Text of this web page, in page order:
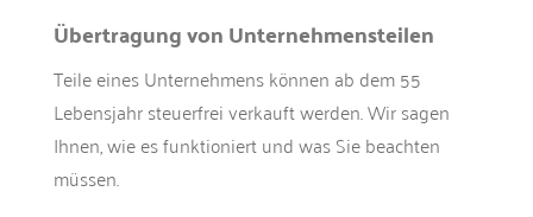
Übertragung von Unternehmensteilen
Teile eines Unternehmens können ab dem 55
Lebensjahr steuerfrei verkauft werden. Wir sagen
Ihnen, wie es funktioniert und was Sie beachten
müssen.